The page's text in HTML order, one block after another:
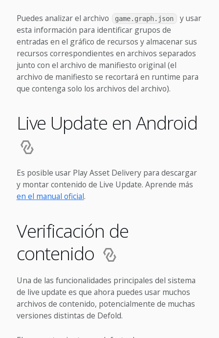
Puedes analizar el archivo game.graph.json
y usar
esta información para identificar grupos de
entradas en el gráfico de recursos y almacenar sus
recursos correspondientes en archivos separados
junto con el archivo de manifiesto original (el
archivo de manifiesto se recortará en runtime para
que contenga solo los archivos del archivo).
Live Update en Android
Es posible usar Play Asset Delivery para descargar
y montar contenido de Live Update. Aprende más
en el manual oficial.
Verificación de
contenido
Una de las funcionalidades principales del sistema
de live update es que ahora puedes usar muchos
archivos de contenido, potencialmente de muchas
versiones distintas de Defold.